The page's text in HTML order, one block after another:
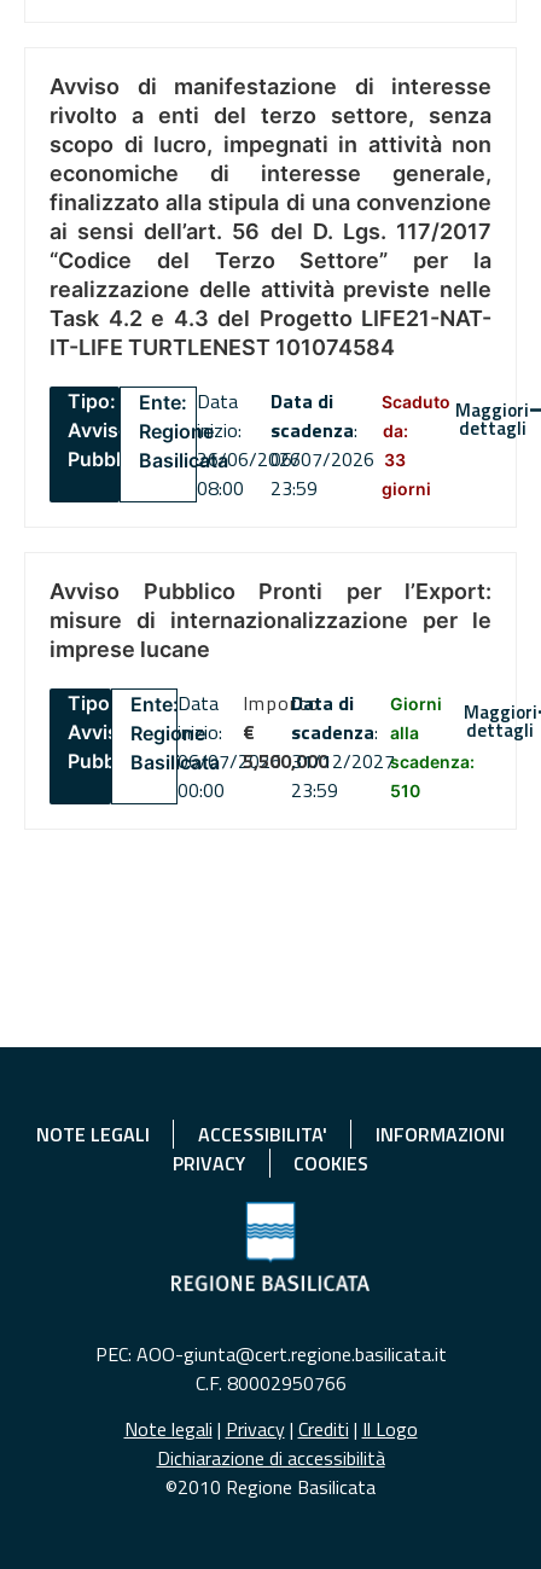
Avviso di manifestazione di interesse
rivolto a enti del terzo settore, senza
scopo di lucro, impegnati in attività non
economiche di interesse generale,
finalizzato alla stipula di una convenzione
ai sensi dell’art. 56 del D. Lgs. 117/2017
“Codice del Terzo Settore” per la
realizzazione delle attività previste nelle
Task 4.2 e 4.3 del Progetto LIFE21-NAT-
IT-LIFE TURTLENEST 101074584
Tipo:
Avviso
Pubblico
Ente:
Regione
Basilicata
Data
inizio:
26/06/2026
08:00
Data di
scadenza:
06/07/2026
23:59
Scaduto
da:
33
giorni
Maggiori
dettagli
Avviso Pubblico Pronti per l’Export:
misure di internazionalizzazione per le
imprese lucane
Tipo:
Avviso
Pubblico
Ente:
Regione
Basilicata
Data
inizio:
06/07/2026
00:00
Importo
€
5,500,000
Data di
scadenza:
31/12/2027
23:59
Giorni
alla
scadenza:
510
Maggiori
dettagli
NOTE LEGALI ACCESSIBILITA'
INFORMAZIONI
PRIVACY
COOKIES
PEC: AOO-giunta@cert.regione.basilicata.it
C.F. 80002950766
Note legali | Privacy| Crediti | Il Logo
Dichiarazione di accessibilità
©2010 Regione Basilicata